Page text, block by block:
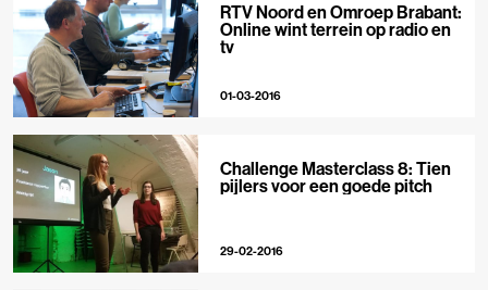
RTV Noord en Omroep Brabant:
Online wint terrein op radio en
tv
01-03-2016
Challenge Masterclass 8: Tien
pijlers voor een goede pitch
29-02-2016